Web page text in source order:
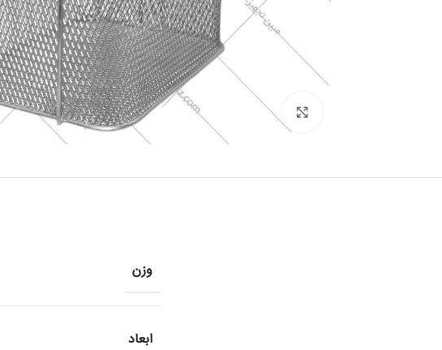
برای بزرگنمایی کلیک کنید
وزن
ابعاد